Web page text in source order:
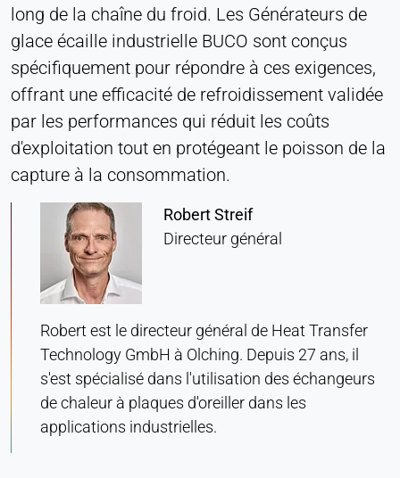
long de la chaîne du froid. Les Générateurs de
glace écaille industrielle BUCO sont conçus
spécifiquement pour répondre à ces exigences,
offrant une efficacité de refroidissement validée
par les performances qui réduit les coûts
d'exploitation tout en protégeant le poisson de la
capture à la consommation.
Robert Streif
Directeur général
Robert est le directeur général de Heat Transfer
Technology GmbH à Olching. Depuis 27 ans, il
s'est spécialisé dans l'utilisation des échangeurs
de chaleur à plaques d'oreiller dans les
applications industrielles.
1 an
STATISTIQUES
est utilisé et pour améliorer les performances et la
convivialité. Les données sont traitées de manière
anonyme.
Matomo
Provider:
Heat Transfer Technology
Purpose:
Statistiques
Cookie duration:
Session